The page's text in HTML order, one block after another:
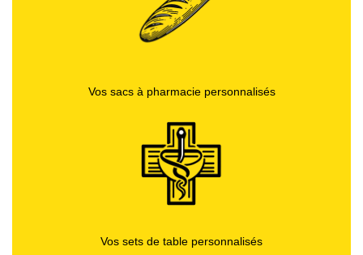
Vos sacs à pharmacie personnalisés
Vos sets de table personnalisés